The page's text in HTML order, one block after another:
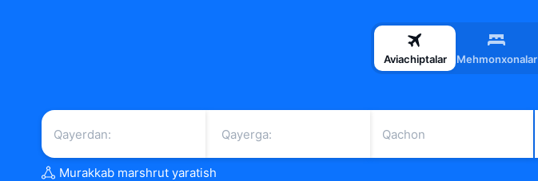
Aviachiptalar Mehmonxonalar
Qachon
Murakkab marshrut yaratish